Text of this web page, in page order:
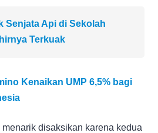
Senjata Api di Sekolah
Terkuak
Kenaikan UMP 6,5% bagi
disaksikan karena kedua